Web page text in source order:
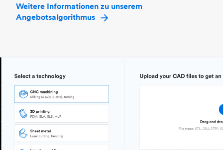
Weitere Informationen zu unserem
Angebotsalgorithmus